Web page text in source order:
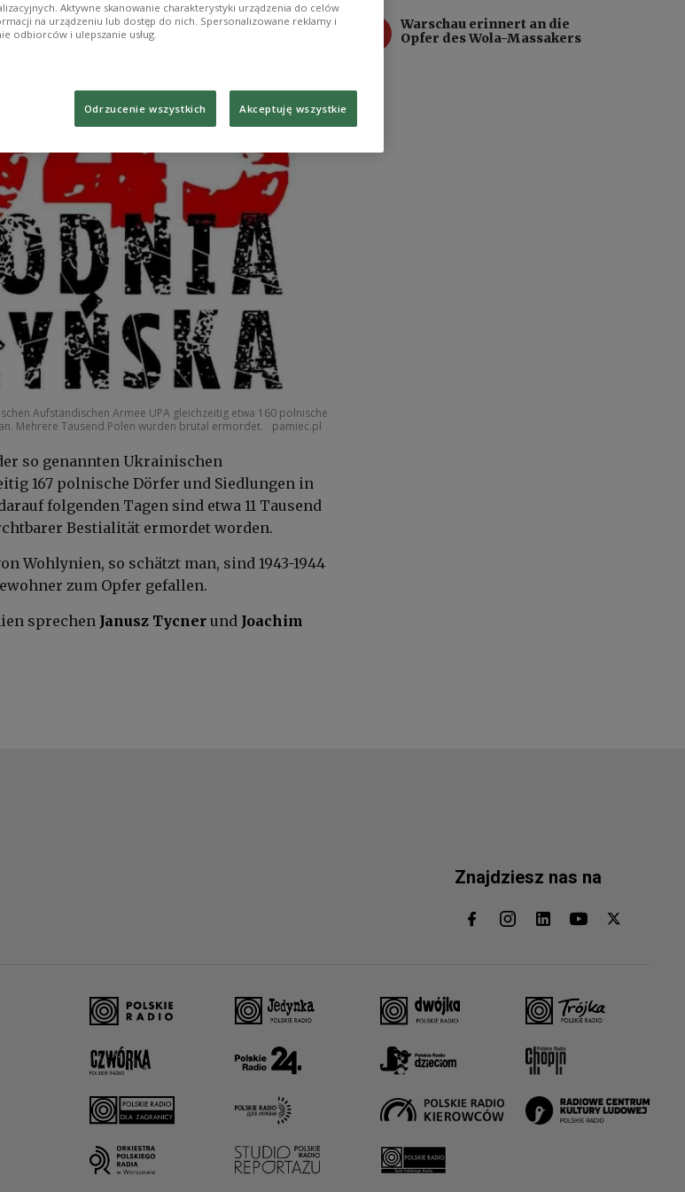
Aufständischen Armee UPA gleichzeitig etwa 160 polnische
Mehrere Tausend Polen wurden brutal ermordet.
pamiec.pl
so genannten Ukrainischen
167 polnische Dörfer und Siedlungen in
folgenden Tagen sind etwa 11 Tausend
Bestialität ermordet worden.
Wohlynien, so schätzt man, sind 1943-1944
zum Opfer gefallen.
sprechen Janusz Tycner und Joachim
Warschau erinnert an die
Opfer des Wola-Massakers
Znajdziesz nas na
Aktywne skanowanie charakterystyki urządzenia do celów
na urządzeniu lub dostęp do nich. Spersonalizowane reklamy i
odbiorców i ulepszanie usług.
Odrzucenie wszystkich Akceptuję wszystkie